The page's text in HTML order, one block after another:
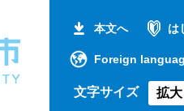
本文へ は
Foreign
文字サイズ 拡大